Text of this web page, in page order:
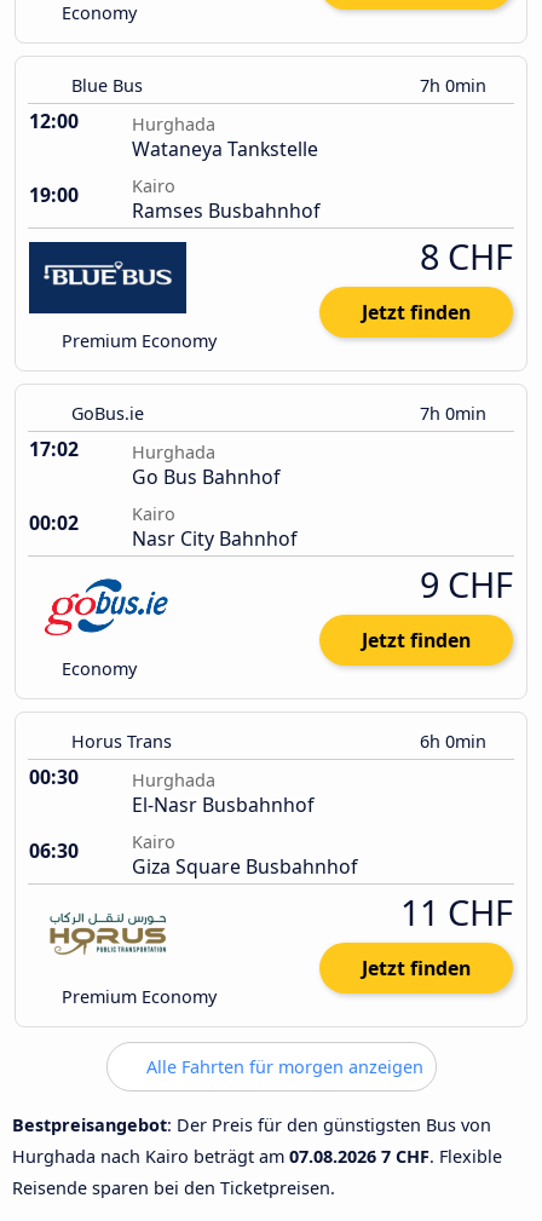
Economy
Blue Bus 7h 0min
12:00 Hurghada
Wataneya Tankstelle
19:00
Kairo
Ramses Busbahnhof
Premium Economy
8 CHF
Jetzt finden
GoBus.ie 7h 0min
17:02 Hurghada
Go Bus Bahnhof
00:02
Kairo
Nasr City Bahnhof
Economy
9 CHF
Jetzt finden
Horus Trans 6h 0min
00:30 Hurghada
El-Nasr Busbahnhof
06:30
Kairo
Giza Square Busbahnhof
Premium Economy
11 CHF
Jetzt finden
Alle Fahrten für morgen anzeigen
Bestpreisangebot: Der Preis für den günstigsten Bus von
Hurghada nach Kairo beträgt am 07.08.2026 7 CHF. Flexible
Reisende sparen bei den Ticketpreisen.